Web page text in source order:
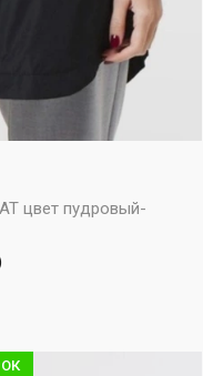
цвет пудровый-